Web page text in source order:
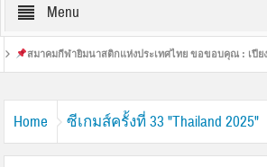
Menu
คมกีฬายิมนาสติกแห่งประเทศไทย ขอขอบคุณ : เปียง ศูนย์เวช
Home ซีเกมส์ครั้งที่ 33 "Thailand 2025"